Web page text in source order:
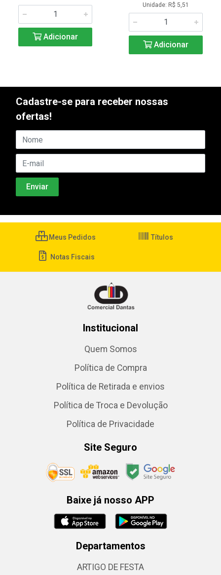
Adicionar
Unidade: R$ 5,51
Adicionar
Cadastre-se para receber nossas
ofertas!
Meus Pedidos Títulos
Notas Fiscais
Institucional
Quem Somos
Política de Compra
Política de Retirada e envios
Política de Troca e Devolução
Política de Privacidade
Site Seguro
Baixe já nosso APP
Departamentos
ARTIGO DE FESTA